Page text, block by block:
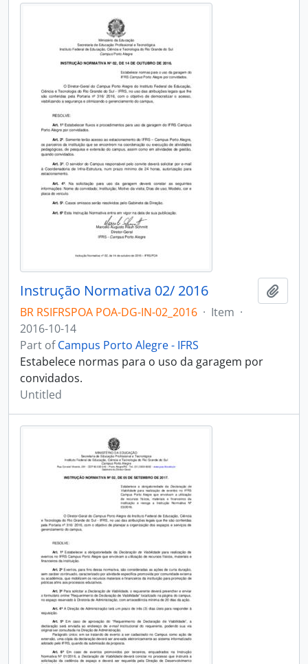
Instrução Normativa 02/ 2016
BR RSIFRSPOA POA-DG-IN-02_2016 · Item ·
2016-10-14
Part ofCampus Porto Alegre - IFRS
Estabelece normas para o uso da garagem por
convidados.
Untitled